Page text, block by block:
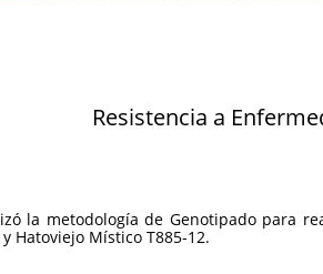
Resistencia a
la metodología de Genotipado para
y Hatoviejo Místico T885-12.